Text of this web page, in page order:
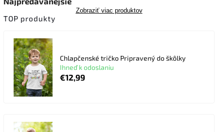
Zobraziť viac produktov
TOP produkty
Chlapčenské tričko Pripravený do škôlky
Ihneď k odoslaniu
€12,99